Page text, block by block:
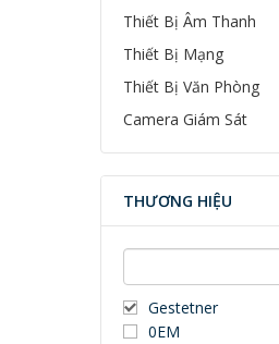
Thiết Bị Âm Thanh
Thiết Bị Mạng
Thiết Bị Văn Phòng
Camera Giám Sát
THƯƠNG HIỆU
Gestetner
0EM